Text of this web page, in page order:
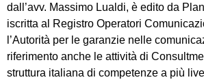
dall’avv. Massimo Lualdi, è edito da
iscritta al Registro Operatori
l’Autorità per le garanzie nelle
riferimento anche le attività di
struttura italiana di competenze a più